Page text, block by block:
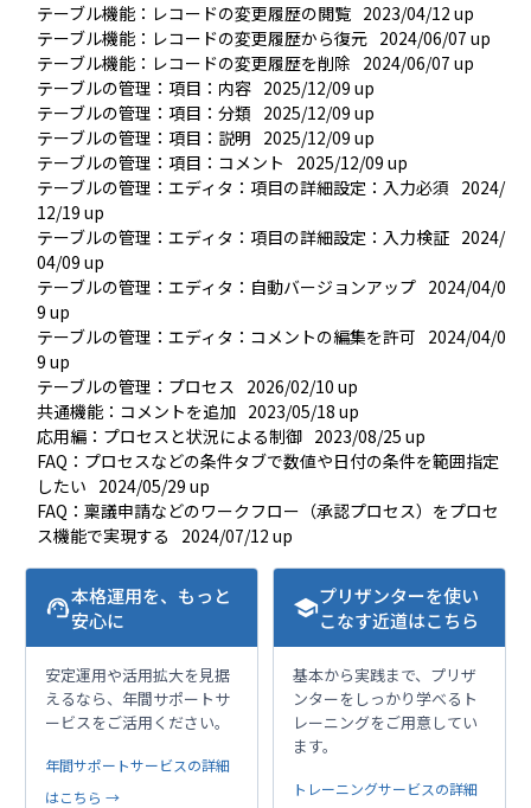
テーブル機能：レコードの変更履歴の閲覧 2023/04/12 up
テーブル機能：レコードの変更履歴から復元 2024/06/07 up
テーブル機能：レコードの変更履歴を削除 2024/06/07 up
テーブルの管理：項目：内容 2025/12/09 up
テーブルの管理：項目：分類 2025/12/09 up
テーブルの管理：項目：説明 2025/12/09 up
テーブルの管理：項目：コメント
2025/12/09 up
テーブルの管理：エディタ：項目の詳細設定：入力必須 2024/
12/19 up
テーブルの管理：エディタ：項目の詳細設定：入力検証 2024/
04/09 up
テーブルの管理：エディタ：自動バージョンアップ 2024/04/0
9 up
テーブルの管理：エディタ：コメントの編集を許可 2024/04/0
9 up
テーブルの管理：プロセス 2026/02/10 up
共通機能：コメントを追加 2023/05/18 up
応用編：プロセスと状況による制御 2023/08/25 up
FAQ：プロセスなどの条件タブで数値や日付の条件を範囲指定
したい 2024/05/29 up
FAQ：稟議申請などのワークフロー（承認プロセス）をプロセ
ス機能で実現する
2024/07/12 up
support_agent本格運用を、もっと
安心に
安定運用や活用拡大を見据
えるなら、年間サポートサ
ービスをご活用ください。
年間サポートサービスの詳細
はこちら →
schoolプリザンターを使い
こなす近道はこちら
基本から実践まで、プリザ
ンターをしっかり学べるト
レーニングをご用意してい
ます。
トレーニングサービスの詳細